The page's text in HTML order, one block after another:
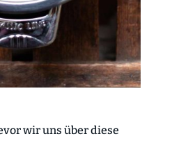
wir uns über diese